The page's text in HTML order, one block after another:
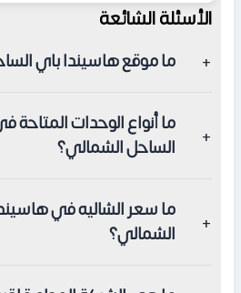
الأسئلة الشائعة
ما موقع هاسيندا باي
تقع هاسيندا باي في منطقة سيدي عبد
200.
ما أنواع الوحدات المتاحة
الساحل الشمالي؟
هاوس ودوبليكس ووحدات سكنية في
ما سعر الشاليه في
الشمالي؟